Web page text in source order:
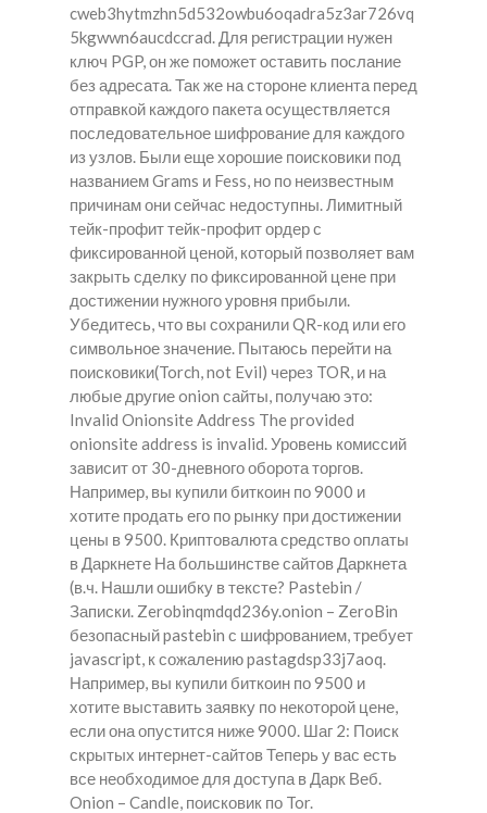
cweb3hytmzhn5d532owbu6oqadra5z3ar726vq
5kgwwn6aucdccrad. Для регистрации нужен
ключ PGP, он же поможет оставить послание
без адресата. Так же на стороне клиента перед
отправкой каждого пакета осуществляется
последовательное шифрование для каждого
из узлов. Были еще хорошие поисковики под
названием Grams и Fess, но по неизвестным
причинам они сейчас недоступны. Лимитный
тейк-профит тейк-профит ордер с
фиксированной ценой, который позволяет вам
закрыть сделку по фиксированной цене при
достижении нужного уровня прибыли.
Убедитесь, что вы сохранили QR-код или его
символьное значение. Пытаюсь перейти на
поисковики(Torch, not Evil) через TOR, и на
любые другие onion сайты, получаю это:
Invalid Onionsite Address The provided
onionsite address is invalid. Уровень комиссий
зависит от 30-дневного оборота торгов.
Например, вы купили биткоин по 9000 и
хотите продать его по рынку при достижении
цены в 9500. Криптовалюта средство оплаты
в Даркнете На большинстве сайтов Даркнета
(в.ч. Нашли ошибку в тексте? Pastebin /
Записки. Zerobinqmdqd236y.onion – ZeroBin
безопасный pastebin с шифрованием, требует
javascript, к сожалению pastagdsp33j7aoq.
Например, вы купили биткоин по 9500 и
хотите выставить заявку по некоторой цене,
если она опустится ниже 9000. Шаг 2: Поиск
скрытых интернет-сайтов Теперь у вас есть
все необходимое для доступа в Дарк Веб.
Onion – Candle, поисковик по Tor.